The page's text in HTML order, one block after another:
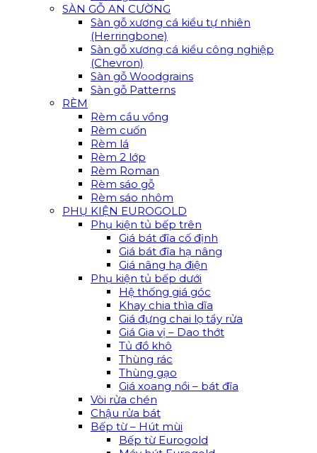
SÀN GỖ AN CƯỜNG
Sàn gỗ xương cá kiểu tự nhiên
(Herringbone)
Sàn gỗ xương cá kiểu công nghiệp
(Chevron)
Sàn gỗ Woodgrains
Sàn gỗ Patterns
RÈM
Rèm cầu vồng
Rèm cuốn
Rèm lá
Rèm 2 lớp
Rèm Roman
Rèm sáo gỗ
Rèm sáo nhôm
PHỤ KIỆN EUROGOLD
Phụ kiện tủ bếp trên
Giá bát đĩa cố định
Giá bát đĩa hạ nâng
Giá nâng hạ điện
Phụ kiện tủ bếp dưới
Hệ thống giá góc
Khay chia thìa dĩa
Giá đựng chai lọ tẩy rửa
Giá Gia vị – Dao thớt
Tủ đồ khô
Thùng rác
Thùng gạo
Giá xoang nồi – bát đĩa
Vòi rửa chén
Chậu rửa bát
Bếp từ – Hút mùi
Bếp từ Eurogold